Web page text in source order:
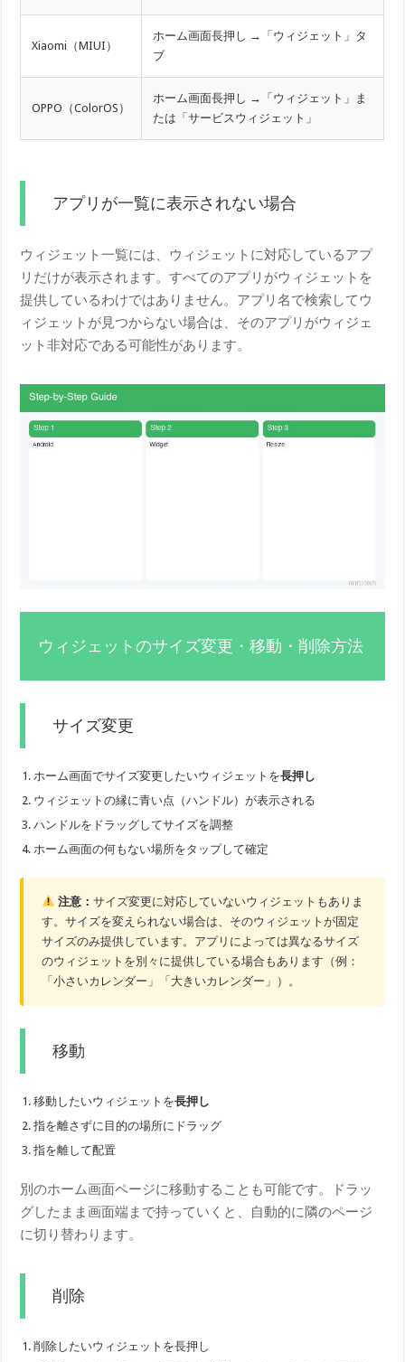
Xiaomi（MIUI）
ホーム画面長押し →「ウィジェット」タ
ブ
OPPO（ColorOS）
ホーム画面長押し →「ウィジェット」ま
たは「サービスウィジェット」
アプリが一覧に表示されない場合
ウィジェット一覧には、ウィジェットに対応しているアプ
リだけが表示されます。すべてのアプリがウィジェットを
提供しているわけではありません。アプリ名で検索してウ
ィジェットが見つからない場合は、そのアプリがウィジェ
ット非対応である可能性があります。
ウィジェットのサイズ変更・移動・削除方法
サイズ変更
ホーム画面でサイズ変更したいウィジェットを長押し
ウィジェットの縁に青い点（ハンドル）が表示される
ハンドルをドラッグしてサイズを調整
ホーム画面の何もない場所をタップして確定
注意：サイズ変更に対応していないウィジェットもありま
す。サイズを変えられない場合は、そのウィジェットが固定
サイズのみ提供しています。アプリによっては異なるサイズ
のウィジェットを別々に提供している場合もあります（例：
「小さいカレンダー」「大きいカレンダー」）。
移動
移動したいウィジェットを長押し
指を離さずに目的の場所にドラッグ
指を離して配置
別のホーム画面ページに移動することも可能です。ドラッ
グしたまま画面端まで持っていくと、自動的に隣のページ
に切り替わります。
削除
削除したいウィジェットを長押し